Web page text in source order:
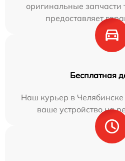
оригинальные запчасти
предоставляет
Бесплатная
Наш курьер в Челябинске
ваше устройство на